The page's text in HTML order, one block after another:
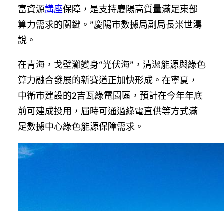
富資源講座保障，是支持慶陽高質量滿足東部
算力需求的關鍵。”慶陽市數據局副局長米世濤
說。
在青海，戈壁灘變身“光伏海”，清潔能源與綠色
算力融合發展的新賽道正加快形成。在寧夏，
中衛市建設的2吉瓦綠電園區，預計在今年年底
前可建成投用，屆時可通過綠電直供等方式滿
足數據中心綠色能源保障需求。